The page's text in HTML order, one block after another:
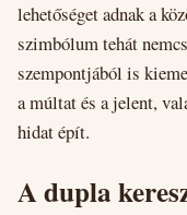
lehetőséget adnak a
szimbólum tehát
szempontjából is
a múltat és a jelent,
hidat épít.
A dupla